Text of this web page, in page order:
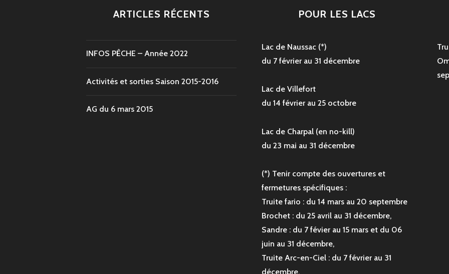
ARTICLES RÉCENTS
INFOS PÊCHE – Année 2022
Activités et sorties Saison 2015-2016
AG du 6 mars 2015
POUR LES LACS
Lac de Naussac (*)
du 7 février au 31 décembre
Lac de Villefort
du 14 février au 25 octobre
Lac de Charpal (en no-kill)
du 23 mai au 31 décembre
(*) Tenir compte des ouvertures et
fermetures spécifiques :
Truite fario : du 14 mars au 20 septembre
Brochet : du 25 avril au 31 décembre,
Sandre : du 7 févier au 15 mars et du 06
juin au 31 décembre,
Truite Arc-en-Ciel : du 7 février au 31
décembre.